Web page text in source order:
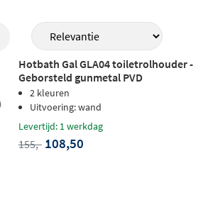
toiletruimte en/ of
wandmodel stra
van de noodzaa
toilet te hebben jo
je nadeel. Bekijk
toiletrolhouders i
Hotbath Gal GLA04 toiletrolhouder -
Geborsteld gunmetal PVD
2 kleuren
Uitvoering: wand
Levertijd: 1 werkdag
155,- 108,50